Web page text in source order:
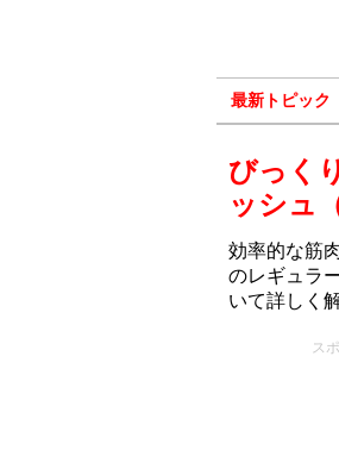
最新トピック
びっく
ッシュ
効率的な筋
のレギュラ
いて詳しく
ス